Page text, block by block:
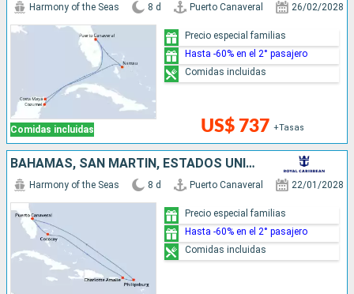
Comidas incluidas
Harmony of the Seas 8 d Puerto Canaveral 26/02/2028
US$ 737 +Tasas
Precio especial familias
Hasta -60% en el 2° pasajero
Comidas incluidas
BAHAMAS, SAN MARTÍN, ESTADOS UNIDOS
Harmony of the Seas 8 d Puerto Canaveral 22/01/2028
Precio especial familias
Hasta -60% en el 2° pasajero
Comidas incluidas